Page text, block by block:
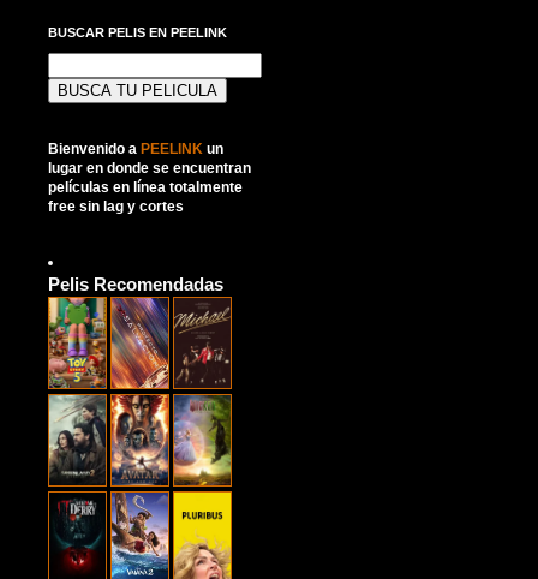
BUSCAR PELIS EN PEELINK
Bienvenido a PEELINK un
lugar en donde se encuentran
películas en línea totalmente
free sin lag y cortes
Pelis Recomendadas